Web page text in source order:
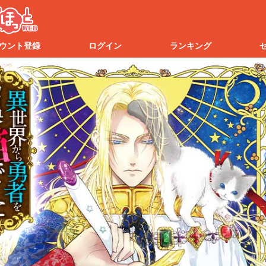
ント登録 ログイン ランキング